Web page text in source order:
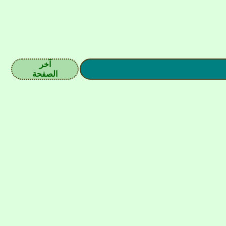
آخر
الصفحة